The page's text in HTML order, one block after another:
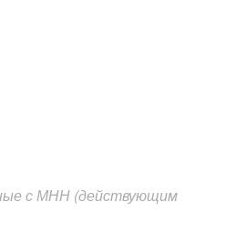
с МНН (действующим